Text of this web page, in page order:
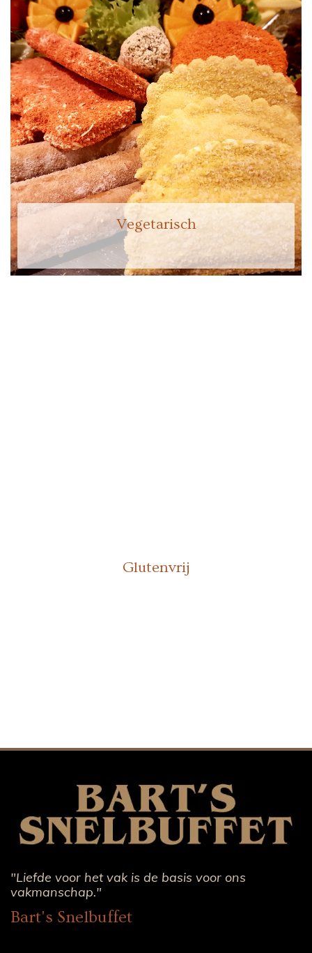
Vegetarisch
Glutenvrij
"Liefde voor het vak is de basis voor ons
vakmanschap."
Bart's Snelbuffet